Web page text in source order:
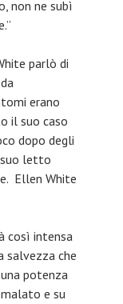
non ne subì
parlò di
erano
il suo caso
dopo degli
letto
Ellen White
così intensa
salvezza che
potenza
e su